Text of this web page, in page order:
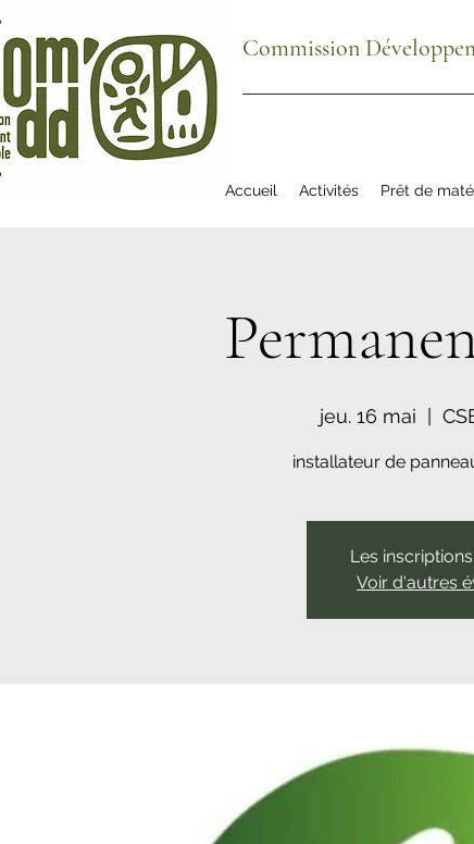
Accueil Activités Prêt de
Commission
jeu. 16 mai
installateur de
Les
Voir d'autres